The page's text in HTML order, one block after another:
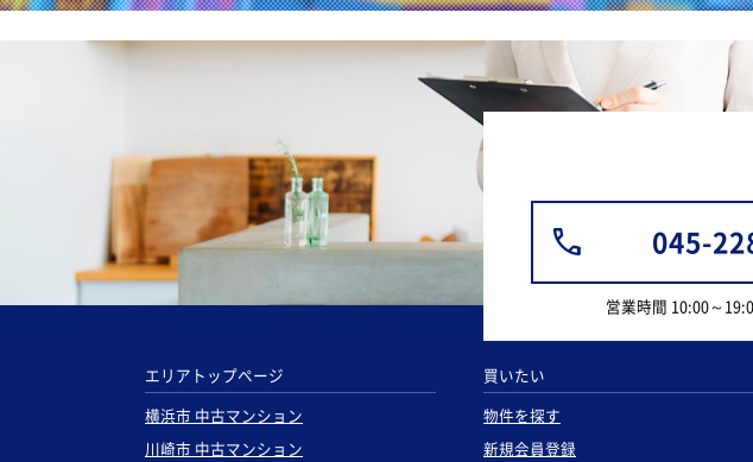
045-
営業時間 10:00～
エリアトップページ
横浜市 中古マンション
川崎市 中古マンション
買いたい
物件を探す
新規会員登録